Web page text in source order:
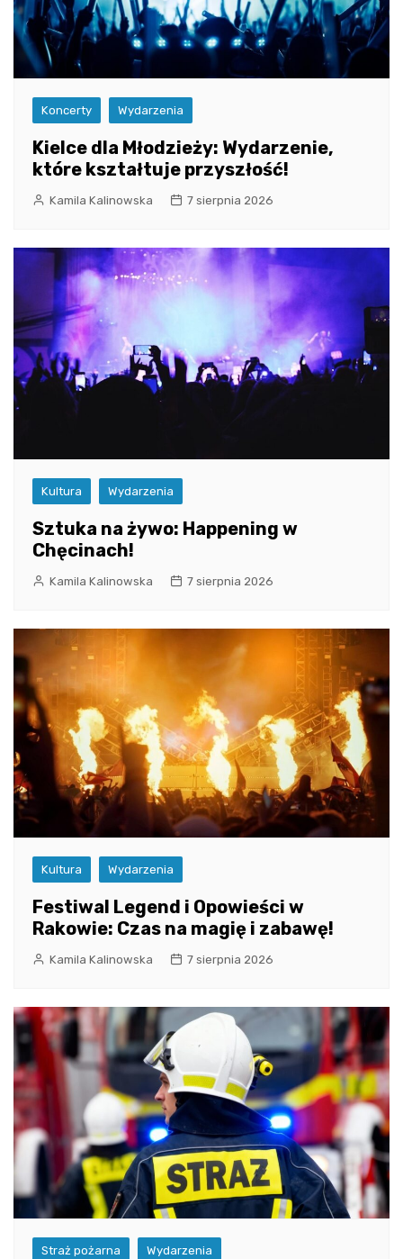
Koncerty Wydarzenia
Kielce dla Młodzieży: Wydarzenie,
które kształtuje przyszłość!
Kamila Kalinowska 7 sierpnia 2026
Kultura Wydarzenia
Sztuka na żywo: Happening w
Chęcinach!
Kamila Kalinowska 7 sierpnia 2026
Kultura Wydarzenia
Festiwal Legend i Opowieści w
Rakowie: Czas na magię i zabawę!
Kamila Kalinowska 7 sierpnia 2026
Straż pożarna Wydarzenia